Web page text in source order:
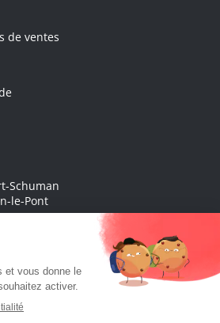
de ventes
Schuman
le-Pont